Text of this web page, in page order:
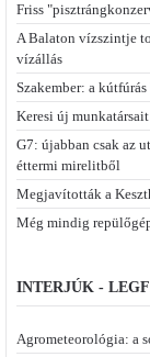
Friss
A Balaton vízszintje
vízállás
Szakember: a
Keresi új
G7: újabban csak az
éttermi mirelitből
Megjavították a
Még mindig
INTERJÚK -
Agrometeorológia: a